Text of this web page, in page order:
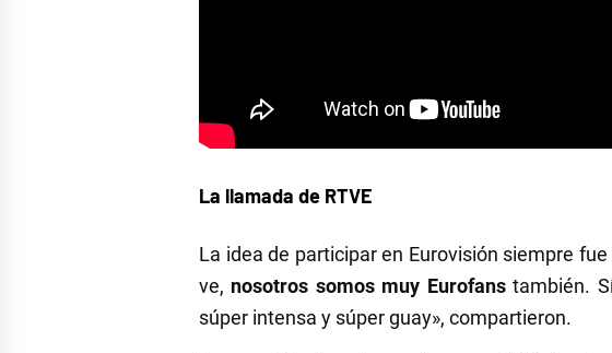
La llamada de RTVE
La idea de participar en Eurovisión siempre
ve, nosotros somos muy Eurofanstambién.
súper intensa y súper guay», compartieron.